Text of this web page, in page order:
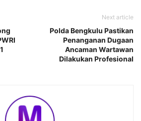
Next article
Polda Bengkulu Pastikan
Penanganan Dugaan
Ancaman Wartawan
Dilakukan Profesional